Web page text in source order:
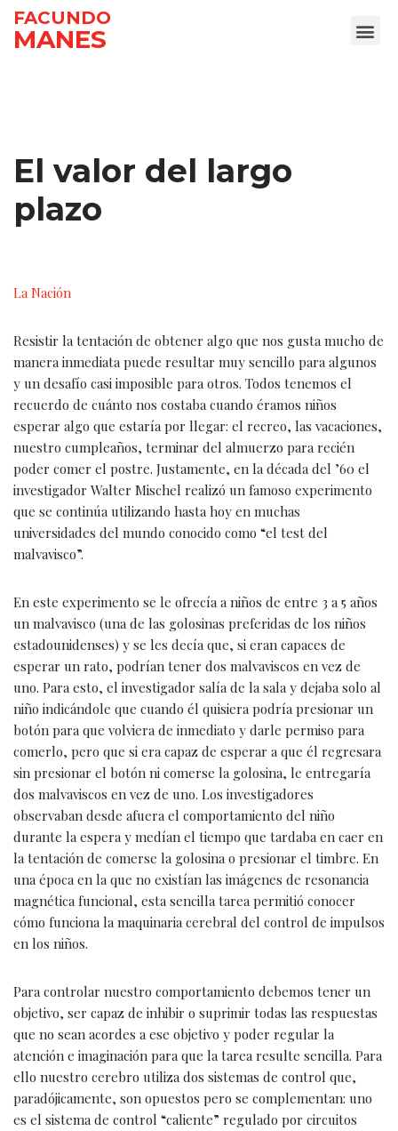
Ir
FACUNDO
MANES
El valor del largo
plazo
La Nación
Resistir la tentación de obtener algo que nos gusta mucho de
manera inmediata puede resultar muy sencillo para algunos
y un desafío casi imposible para otros. Todos tenemos el
recuerdo de cuánto nos costaba cuando éramos niños
esperar algo que estaría por llegar: el recreo, las vacaciones,
nuestro cumpleaños, terminar del almuerzo para recién
poder comer el postre. Justamente, en la década del ’60 el
investigador Walter Mischel realizó un famoso experimento
que se continúa utilizando hasta hoy en muchas
universidades del mundo conocido como “el test del
malvavisco”.
En este experimento se le ofrecía a niños de entre 3 a 5 años
un malvavisco (una de las golosinas preferidas de los niños
estadounidenses) y se les decía que, si eran capaces de
esperar un rato, podrían tener dos malvaviscos en vez de
uno. Para esto, el investigador salía de la sala y dejaba solo al
niño indicándole que cuando él quisiera podría presionar un
botón para que volviera de inmediato y darle permiso para
comerlo, pero que si era capaz de esperar a que él regresara
sin presionar el botón ni comerse la golosina, le entregaría
dos malvaviscos en vez de uno. Los investigadores
observaban desde afuera el comportamiento del niño
durante la espera y medían el tiempo que tardaba en caer en
la tentación de comerse la golosina o presionar el timbre. En
una época en la que no existían las imágenes de resonancia
magnética funcional, esta sencilla tarea permitió conocer
cómo funciona la maquinaria cerebral del control de impulsos
en los niños.
Para controlar nuestro comportamiento debemos tener un
objetivo, ser capaz de inhibir o suprimir todas las respuestas
que no sean acordes a ese objetivo y poder regular la
atención e imaginación para que la tarea resulte sencilla. Para
ello nuestro cerebro utiliza dos sistemas de control que,
paradójicamente, son opuestos pero se complementan: uno
es el sistema de control “caliente” regulado por circuitos